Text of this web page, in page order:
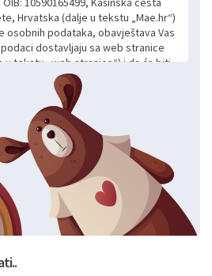
Hrvatska (dalje u tekstu „Mae.hr“)
osobnih podataka, obavještava Vas
dostavljaju sa web stranice
u tekstu „web stranice“) i da će biti
ove Izjave smatra se da
dajete privolu za prikupljanje i daljnju
podataka koje ustupate Mae.hr
u svrhu odgovora i daljnje
upit poslan kroz kontakt obrazac.
davanju podataka te ovu
odnosno niste dužni unositi
u jednu od prijavnih
na ovim web stranicama.
s Vašim osobnim podacima
Općoj uredbi o zaštiti podataka
koju možete pročitati ovdje i